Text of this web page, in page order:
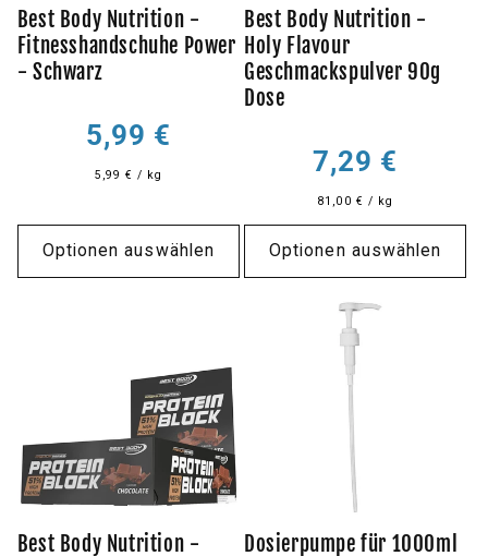
Best Body Nutrition -
Fitnesshandschuhe Power
- Schwarz
Normaler
Preis
5,99 €
5,99 € / kg
Optionen auswählen
Best Body Nutrition -
Holy Flavour
Geschmackspulver 90g
Dose
Normaler
Preis
7,29 €
81,00 € / kg
Optionen auswählen
Best Body Nutrition -
Dosierpumpe für 1000ml